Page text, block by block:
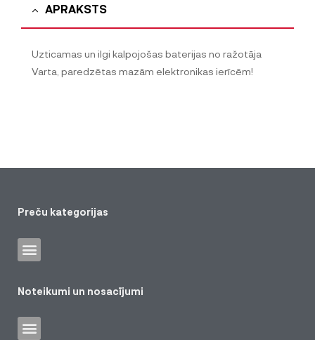
APRAKSTS
Uzticamas un ilgi kalpojošas baterijas no ražotāja
Varta, paredzētas mazām elektronikas ierīcēm!
Preču kategorijas
Noteikumi un nosacījumi